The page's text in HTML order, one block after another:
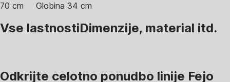
70 cm
Globina 34 cm
Vse lastnostiDimenzije, material itd.
Odkrijte celotno ponudbo linije Fejo